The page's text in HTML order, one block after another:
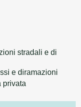
stradali e di
e diramazioni
privata